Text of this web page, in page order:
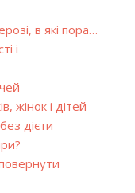
в які пора…
і
жінок і дітей
дієти